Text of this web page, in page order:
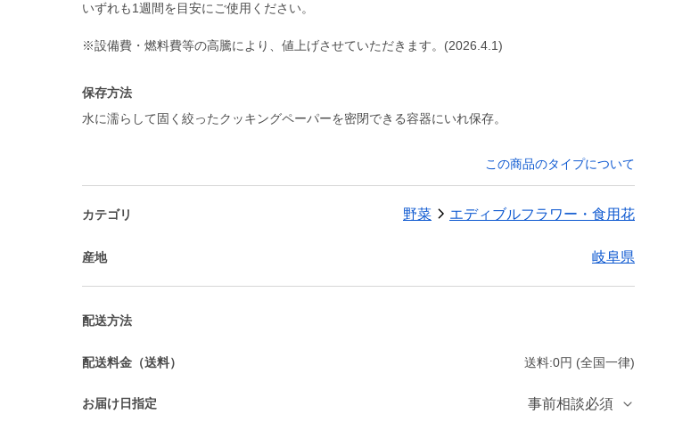
いずれも1週間を目安にご使用ください。
保存方法
水に濡らして固く絞ったクッキングペーパーを密閉できる容器にいれ保存。
この商品のタイプについて
カテゴリ 野菜 エディブルフラワー・食用花
産地 岐阜県
配送方法
配送料金（送料） 送料:0円 (全国一律)
お届け日指定 事前相談必須